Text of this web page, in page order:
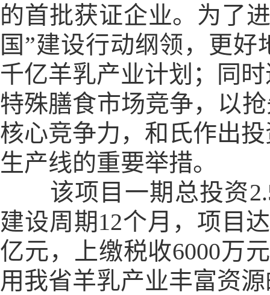
的首批获证企业。为了
国”建设行动纲领，更
千亿羊乳产业计划；同
特殊膳食市场竞争，以
核心竞争力，和氏作出
生产线的重要举措。
该项目一期总投资
建设周期12个月，项目
亿元，上缴税收6000万
用我省羊乳产业丰富资